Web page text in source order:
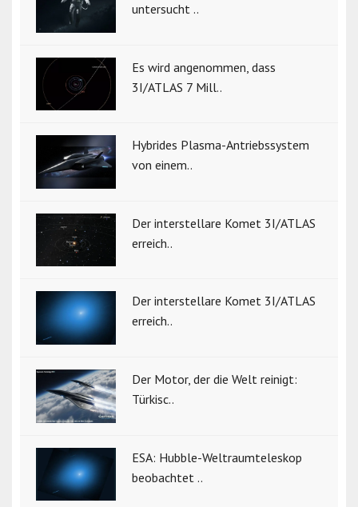
untersucht ..
Es wird angenommen, dass
3I/ATLAS 7 Mill..
Hybrides Plasma-Antriebssystem
von einem..
Der interstellare Komet 3I/ATLAS
erreich..
Der interstellare Komet 3I/ATLAS
erreich..
Der Motor, der die Welt reinigt:
Türkisc..
ESA: Hubble-Weltraumteleskop
beobachtet ..